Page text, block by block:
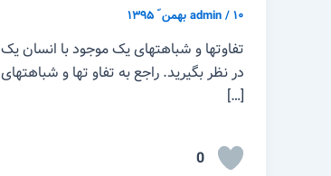
admin/۱۰ بهمن ّ ۱۳۹۵
تفاوتها و شباهتهای یک موجود با انسان
در نظر بگیرید. راجع به تفاو تها و
[…]
0